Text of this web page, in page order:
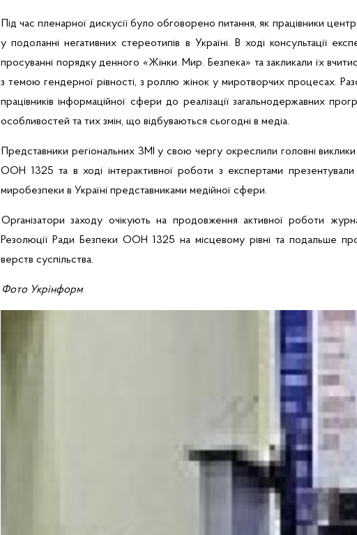
Під час пленарної дискусії було обговорено питання, як працівники
у подоланні негативних стереотипів в Україні. В ході консультації
просуванні порядку денного «Жінки. Мир. Безпека» та закликали їх
з темою гендерної рівності, з роллю жінок у миротворчих процесах.
працівників інформаційної сфери до реалізації загальнодержавних
особливостей та тих змін, що відбуваються сьогодні в медіа.
Представники регіональних ЗМІ у свою чергу окреслили головні
ООН 1325 та в ході інтерактивної роботи з експертами
миробезпеки в Україні представниками медійної сфери.
Організатори заходу очікують на продовження активної роботи
Резолюції Ради Безпеки ООН 1325 на місцевому рівні та подальше
верств суспільства.
Фото Укрінформ